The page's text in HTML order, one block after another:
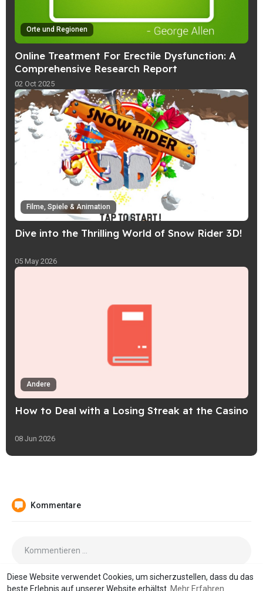
Diese Website verwendet Cookies, um sicherzustellen, dass du das
beste Erlebnis auf unserer Website erhältst. Mehr Erfahren
Orte und Regionen
Online Treatment For Erectile Dysfunction: A
Comprehensive Research Report
02 Oct 2025
Filme, Spiele & Animation
Dive into the Thrilling World of Snow Rider 3D!
05 May 2026
Andere
How to Deal with a Losing Streak at the Casino
08 Jun 2026
Kommentare